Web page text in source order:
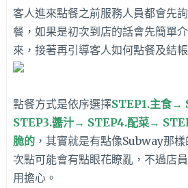
客人進來點餐之前服務人員都會先
餐，如果是初次到店的話會先簡單
來，接著再引導客人如何點餐及結帳
點餐方式是依序選擇STEP1.主食→
STEP3.醬汁→ STEP4.配菜→
脆的，其實就是有點像Subway那
次點可能會有點眼花瞭亂，不過店
用擔心。